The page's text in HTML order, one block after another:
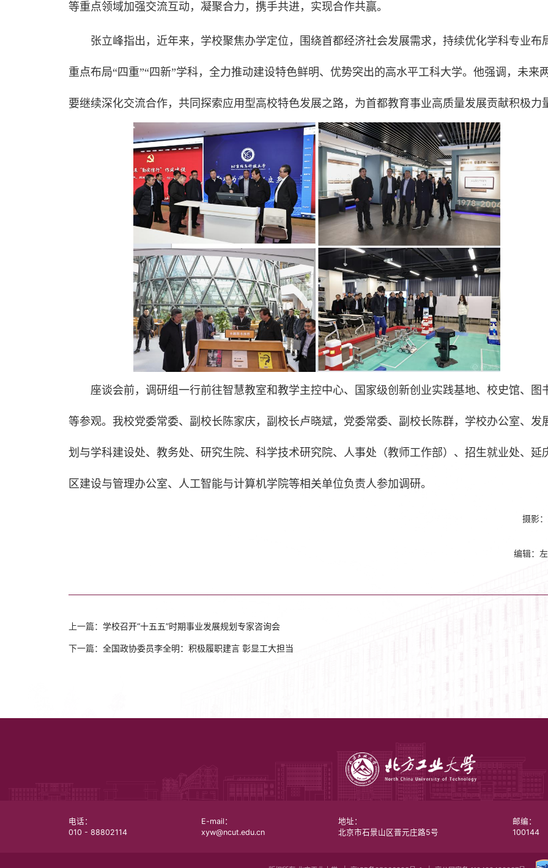
等重点领域加强交流互动，凝聚合力，携手共进，实现合作共赢。
张立峰指出，近年来，学校聚焦办学定位，围绕首都经济社会发展需求，持续优化学科专业布
重点布局“四重”“四新”学科，全力推动建设特色鲜明、优势突出的高水平工科大学。他强调，未来
要继续深化交流合作，共同探索应用型高校特色发展之路，为首都教育事业高质量发展贡献积极力
座谈会前，调研组一行前往智慧教室和教学主控中心、国家级创新创业实践基地、校史馆、图
等参观。我校党委常委、副校长陈家庆，副校长卢晓斌，党委常委、副校长陈群，学校办公室、发
划与学科建设处、教务处、研究生院、科学技术研究院、人事处（教师工作部）、招生就业处、延
区建设与管理办公室、人工智能与计算机学院等相关单位负责人参加调研。
摄影
编辑：
上一篇： 学校召开“十五五”时期事业发展规划专家咨询会
下一篇： 全国政协委员李全明：积极履职建言 彰显工大担当
电话：
010 - 88802114
E-mail：
xyw@ncut.edu.cn
地址：
北京市石景山区晋元庄路5号
邮编：
100144